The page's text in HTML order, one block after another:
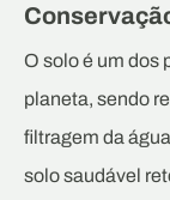
O solo é um dos
planeta, sendo
filtragem da
solo saudável